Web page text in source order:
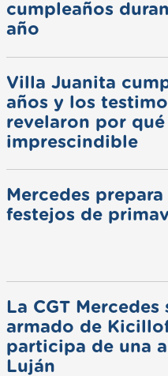
cumpleaños
año
Villa Juanita
años y los
revelaron por
imprescindible
Mercedes prepara
festejos de
La CGT Mercedes
armado de
participa de una
Luján